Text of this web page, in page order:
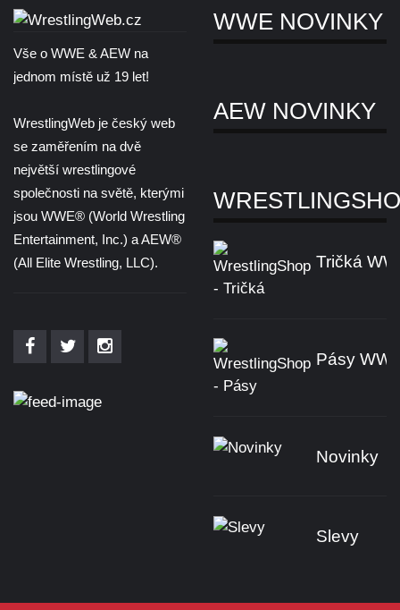
Vše o WWE & AEW na
jednom místě už 19 let!
WrestlingWeb je český web
se zaměřením na dvě
největší wrestlingové
společnosti na světě, kterými
jsou WWE® (World Wrestling
Entertainment, Inc.) a AEW®
(All Elite Wrestling, LLC).
WWE NOVINKY
AEW NOVINKY
Tričká
Pásy
Novinky
Slevy